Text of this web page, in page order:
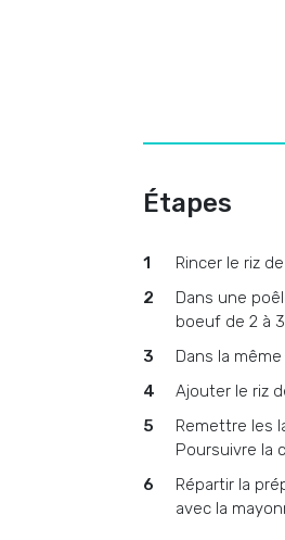
Étapes
Rincer le riz
Dans une
boeuf de 2 à
Dans la
Ajouter le riz
Remettre les
Poursuivre la
Répartir la
avec la